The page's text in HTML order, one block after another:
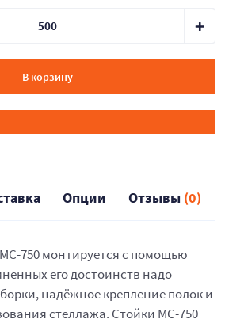
В корзину
Опции Отзывы (0)
750 монтируется с помощью
его достоинств надо
надёжное крепление полок и
стеллажа. Стойки МС-750